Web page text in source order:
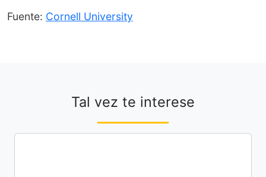
Fuente: Cornell University
Tal vez te interese